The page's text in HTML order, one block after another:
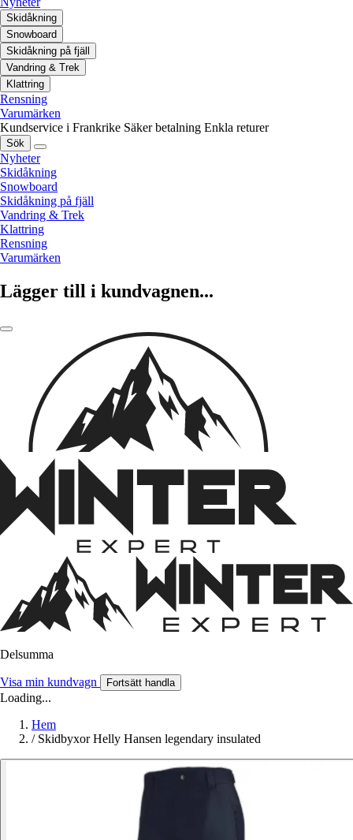
Skidåkning
Snowboard
Skidåkning på fjäll
Vandring & Trek
Klattring
Rensning
Varumärken
Kundservice i Frankrike Säker betalning Enkla returer
Sök
Nyheter
Skidåkning
Snowboard
Skidåkning på fjäll
Vandring & Trek
Klattring
Rensning
Varumärken
Lägger till i kundvagnen...
Delsumma
Visa min kundvagn Fortsätt handla
Loading...
Hem
/ Skidbyxor Helly Hansen legendary insulated